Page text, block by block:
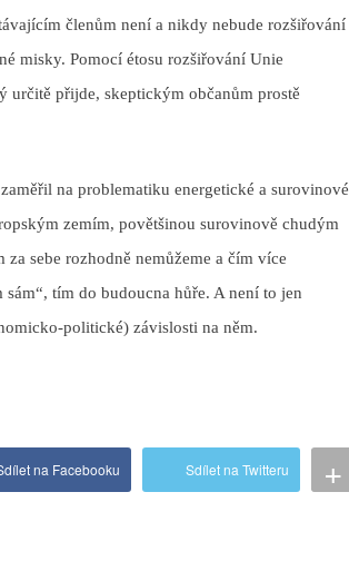
členům není a nikdy nebude rozšiřování
misky. Pomocí étosu rozšiřování Unie
přijde, skeptickým občanům prostě
na problematiku energetické a surovinové
zemím, povětšinou surovinově chudým
sebe rozhodně nemůžeme a čím více
tím do budoucna hůře. A není to jen
politické) závislosti na něm.
+
Sdílet na Twitteru
na Facebooku